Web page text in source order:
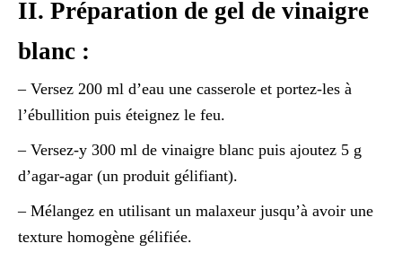
II. Préparation de gel de vinaigre
blanc :
– Versez 200 ml d’eau une casserole et portez-les à
l’ébullition puis éteignez le feu.
– Versez-y 300 ml de vinaigre blanc puis ajoutez 5 g
d’agar-agar (un produit gélifiant).
– Mélangez en utilisant un malaxeur jusqu’à avoir une
texture homogène gélifiée.